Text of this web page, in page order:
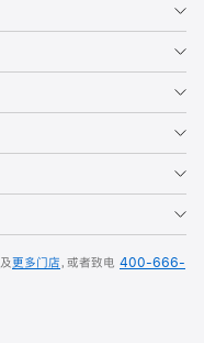
及更多门店，或者致电 400-666-